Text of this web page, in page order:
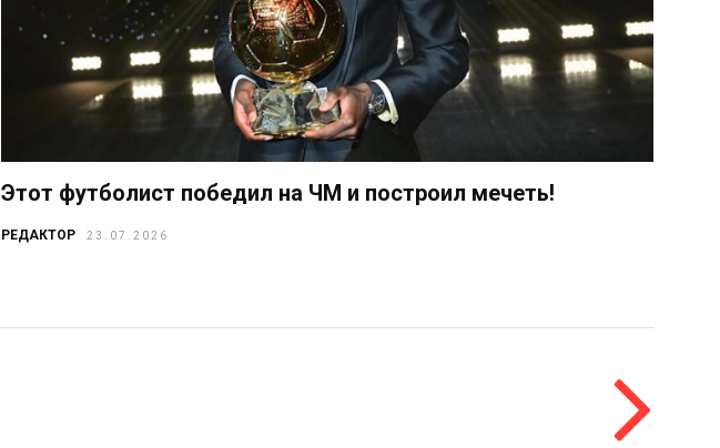
Этот футболист победил на ЧМ и построил мечеть!
РЕДАКТОР 23.07.2026